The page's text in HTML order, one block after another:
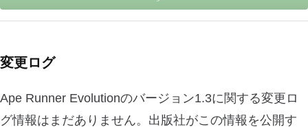
変更ログ
Ape Runner Evolutionのバージョン1.3に関する変更ロ
グ情報はまだありません。出版社がこの情報を公開す